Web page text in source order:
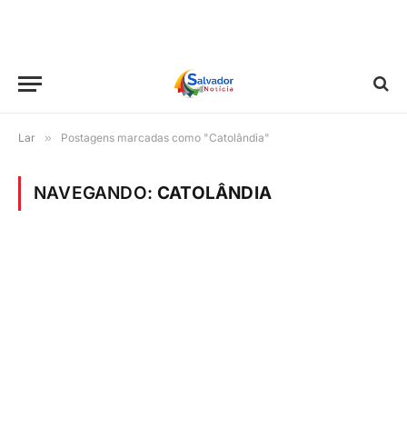
Lar » Postagens marcadas como "Catolândia"
NAVEGANDO: CATOLÂNDIA